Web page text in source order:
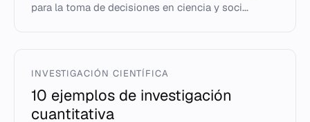
para la toma de decisiones en ciencia y soci...
INVESTIGACIÓN CIENTÍFICA
10 ejemplos de investigación
cuantitativa